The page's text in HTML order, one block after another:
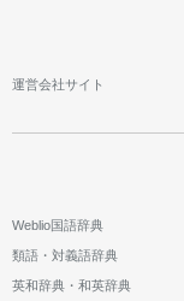
運営会社サイト
Weblio国語辞典
類語・対義語辞典
英和辞典・和英辞典